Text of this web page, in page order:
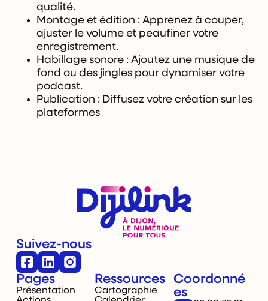
qualité.
Montage et édition : Apprenez à couper,
ajuster le volume et peaufiner votre
enregistrement.
Habillage sonore : Ajoutez une musique de
fond ou des jingles pour dynamiser votre
podcast.
Publication : Diffusez votre création sur les
plateformes
Suivez-nous
Pages
Présentation
Ressources
Cartographie
Coordonné
es